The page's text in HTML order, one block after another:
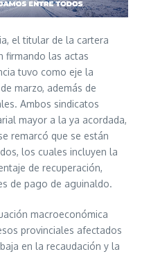
el titular de la cartera
firmando las actas
tuvo como eje la
marzo, además de
Ambos sindicatos
mayor a la ya acordada,
remarcó que se están
los cuales incluyen la
de recuperación,
de pago de aguinaldo.
macroeconómica
provinciales afectados
en la recaudación y la